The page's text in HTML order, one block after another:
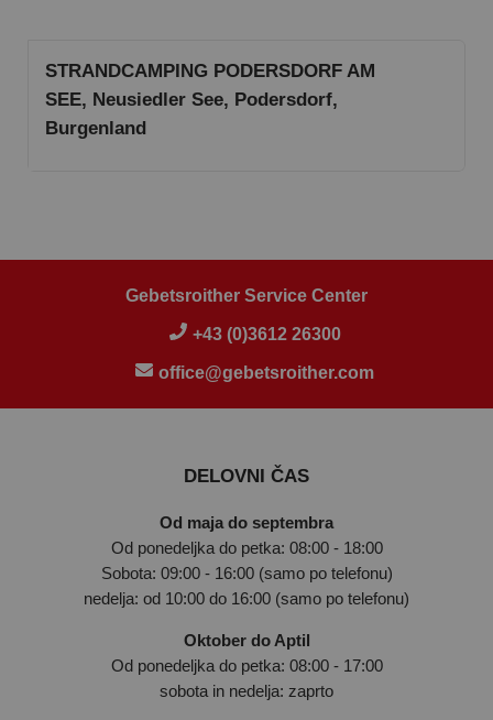
STRANDCAMPING PODERSDORF AM
SEE, Neusiedler See, Podersdorf,
Burgenland
Gebetsroither Service Center
+43 (0)3612 26300
office@gebetsroither.com
DELOVNI ČAS
Od maja do septembra
Od ponedeljka do petka: 08:00 - 18:00
Sobota: 09:00 - 16:00 (samo po telefonu)
nedelja: od 10:00 do 16:00 (samo po telefonu)
Oktober do Aptil
Od ponedeljka do petka: 08:00 - 17:00
sobota in nedelja: zaprto